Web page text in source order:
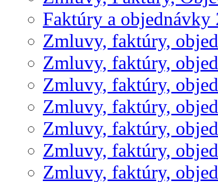
Faktúry a objednávky
Zmluvy, faktúry,
Zmluvy, faktúry,
Zmluvy, faktúry,
Zmluvy, faktúry,
Zmluvy, faktúry,
Zmluvy, faktúry,
Zmluvy, faktúry,